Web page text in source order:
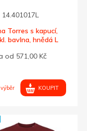
14.401017L
Torres s kapucí,
bavlna, hnědá L
od 571,00 Kč
KOUPIT